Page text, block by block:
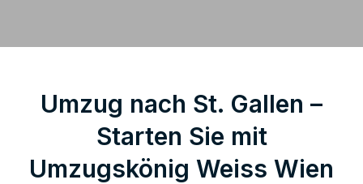
Umzug nach St. Gallen –
Starten Sie mit
Umzugskönig Weiss Wien